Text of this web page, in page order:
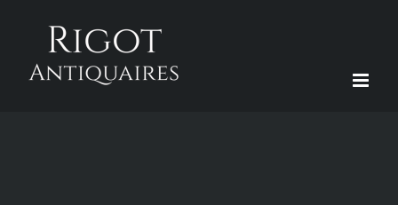
contenu